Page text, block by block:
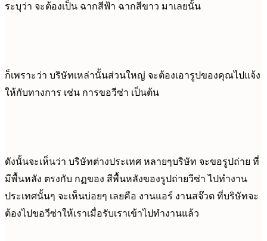
ระบุว่า จะต้องเป็น ฉากสีฟ้า ฉากสีขาว มาเลยนั้น
ก็เพราะว่า บริษัทเหล่านั้นส่วนใหญ่ จะต้องเอารูปของคุณไปแจ้ง
ให้กับทางการ เช่น การขอวีซ่า เป็นต้น
ดังนั้นจะเห็นว่า บริษัทต่างประเทศ หลายๆบริษัท จะขอรูปถ่าย ที่
มีพื้นหลัง ตรงกับ กฏของ สีพื้นหลังของรูปถ่ายวีซ่า ไปทำงาน
ประเทศนั้นๆ จะเห็นบ่อยๆ เลยคือ งานแอร์ งานสจ๊วต ที่บริษัทจะ
ต้องไปขอวีซ่าให้เราเมื่อรับเราเข้าไปทำงานแล้ว